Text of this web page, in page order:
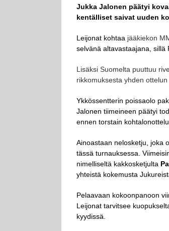
Jukka Jalonen päätyi
kentälliset saivat uuden
Leijonat kohtaa jääkiekon
selvänä altavastaajana, sillä
Lisäksi Suomelta puuttuu
rikkomuksesta yhden ottelun
Ykkössentterin poissaolo
Jalonen tiimeineen päätyi
ennen torstain
Ainoastaan nelosketju, joka
tässä turnauksessa.
nimelliseltä kakkosketjulta
yhteistä kokemusta
Pelaavaan kokoonpanoon
Leijonat tarvitsee
kyydissä.